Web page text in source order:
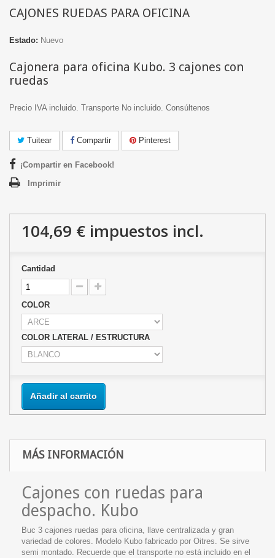
CAJONES RUEDAS PARA OFICINA
Estado: Nuevo
Cajonera para oficina Kubo. 3 cajones con
ruedas
Precio IVA incluido. Transporte No incluido. Consúltenos
Tuitear Compartir Pinterest
¡Compartir en Facebook!
Imprimir
104,69 € impuestos incl.
Cantidad
COLOR
COLOR LATERAL / ESTRUCTURA
Añadir al carrito
MÁS INFORMACIÓN
Cajones con ruedas para
despacho. Kubo
Buc 3 cajones ruedas para oficina, llave centralizada y gran
variedad de colores. Modelo Kubo fabricado por Oitres. Se sirve
semi montado. Recuerde que el transporte no está incluido en el